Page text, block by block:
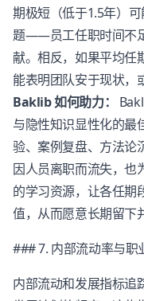
期极短（低于1.5年）
题——员工任职时间不
献。相反，如果平均任
能表明团队安于现状，
Baklib 如何助力：
与隐性知识显性化的最
验、案例复盘、方法论
因人员离职而流失，也
的学习资源，让各任期
值，从而愿意长期留下
### 7. 内部流动率与职
内部流动和发展指标追